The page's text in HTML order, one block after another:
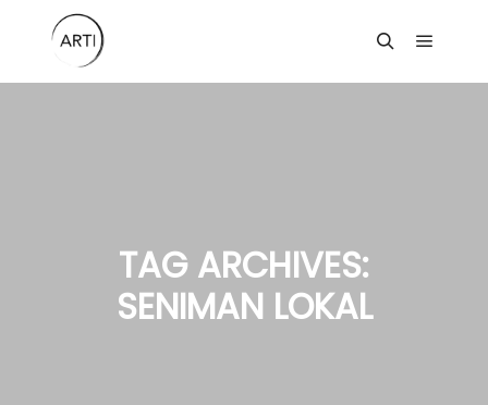
TAG ARCHIVES:
SENIMAN LOKAL